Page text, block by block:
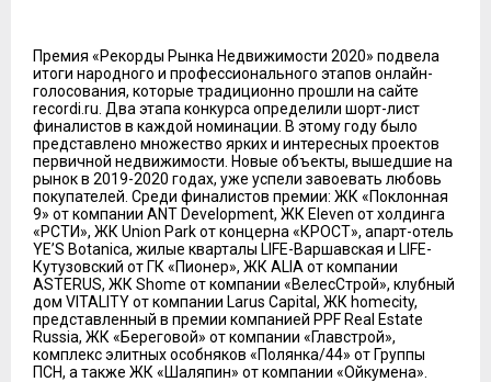
Премия «Рекорды Рынка Недвижимости 2020» подвела
итоги народного и профессионального этапов онлайн-
голосования, которые традиционно прошли на сайте
recordi.ru. Два этапа конкурса определили шорт-лист
финалистов в каждой номинации. В этому году было
представлено множество ярких и интересных проектов
первичной недвижимости. Новые объекты, вышедшие на
рынок в 2019-2020 годах, уже успели завоевать любовь
покупателей. Среди финалистов премии: ЖК «Поклонная
9» от компании ANT Development, ЖК Eleven от холдинга
«РСТИ», ЖК Union Park от концерна «КРОСТ», апарт-отель
YE’S Botanica, жилые кварталы LIFE-Варшавская и LIFE-
Кутузовский от ГК «Пионер», ЖК ALIA от компании
ASTERUS, ЖК Shome от компании «ВелесСтрой», клубный
дом VITALITY от компании Larus Capital, ЖК homecity,
представленный в премии компанией PPF Real Estate
Russia, ЖК «Береговой» от компании «Главстрой»,
комплекс элитных особняков «Полянка/44» от Группы
ПСН, а также ЖК «Шаляпин» от компании «Ойкумена».